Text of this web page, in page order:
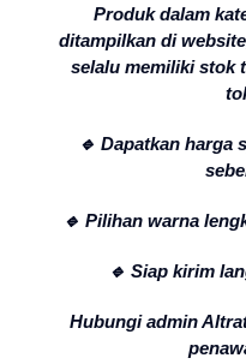
Produk dalam
ditampilkan di
selalu memiliki stok
🔹 Dapatkan harga
🔹 Pilihan warna
🔹 Siap kirim
Hubungi admin